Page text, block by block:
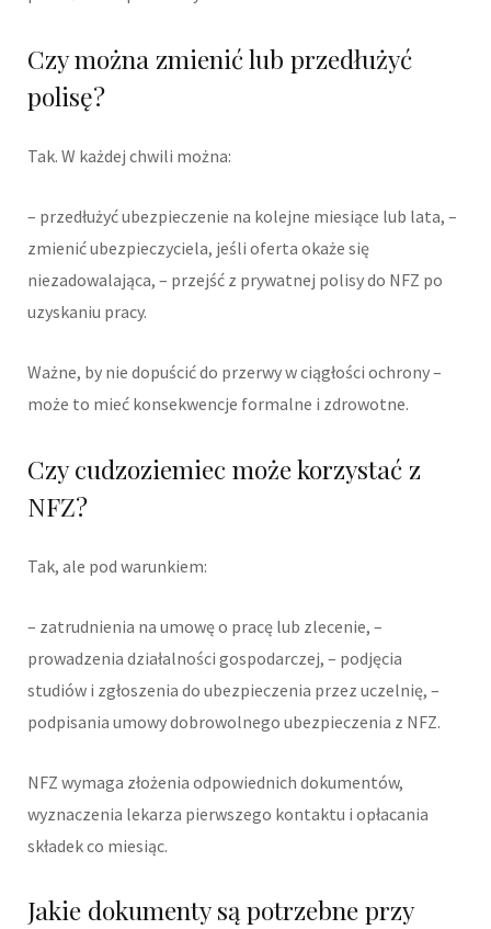
Czy można zmienić lub przedłużyć
polisę?
Tak. W każdej chwili można:
– przedłużyć ubezpieczenie na kolejne miesiące lub lata, –
zmienić ubezpieczyciela, jeśli oferta okaże się
niezadowalająca, – przejść z prywatnej polisy do NFZ po
uzyskaniu pracy.
Ważne, by nie dopuścić do przerwy w ciągłości ochrony –
może to mieć konsekwencje formalne i zdrowotne.
Czy cudzoziemiec może korzystać z
NFZ?
Tak, ale pod warunkiem:
– zatrudnienia na umowę o pracę lub zlecenie, –
prowadzenia działalności gospodarczej, – podjęcia
studiów i zgłoszenia do ubezpieczenia przez uczelnię, –
podpisania umowy dobrowolnego ubezpieczenia z NFZ.
NFZ wymaga złożenia odpowiednich dokumentów,
wyznaczenia lekarza pierwszego kontaktu i opłacania
składek co miesiąc.
Jakie dokumenty są potrzebne przy